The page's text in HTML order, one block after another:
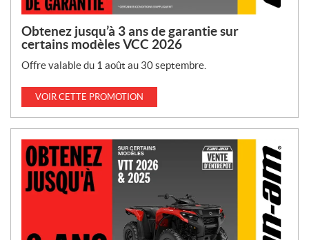
Obtenez jusqu’à 3 ans de garantie sur
certains modèles VCC 2026
Offre valable du 1 août au 30 septembre.
VOIR CETTE PROMOTION